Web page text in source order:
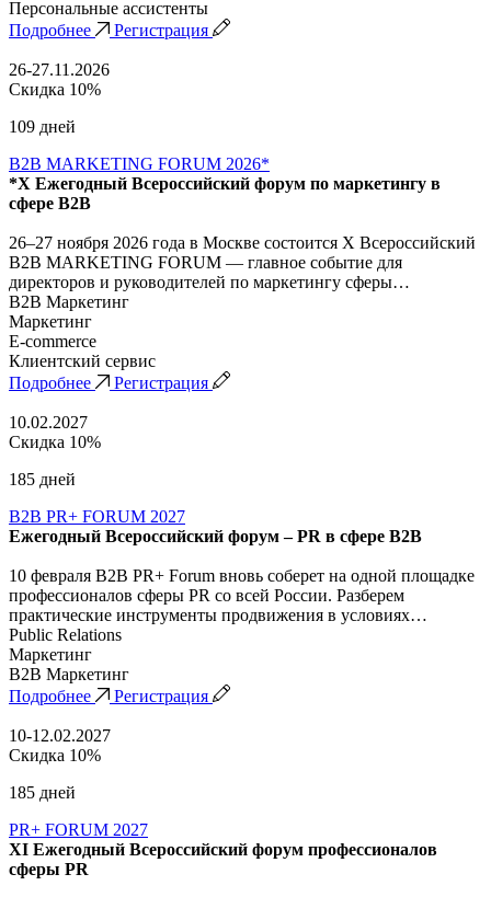
Персональные ассистенты
Подробнее
Регистрация
26-27.11.2026
Скидка 10%
109 дней
B2B MARKETING FORUM 2026*
*X Ежегодный Всероссийский форум по маркетингу в
сфере B2B
26–27 ноября 2026 года в Москве состоится X Всероссийский
B2B MARKETING FORUM — главное событие для
директоров и руководителей по маркетингу сферы…
B2B Маркетинг
Маркетинг
E-commerce
Клиентский сервис
Подробнее
Регистрация
10.02.2027
Скидка 10%
185 дней
B2B PR+ FORUM 2027
Ежегодный Всероссийский форум – PR в сфере B2B
10 февраля B2B PR+ Forum вновь соберет на одной площадке
профессионалов сферы PR со всей России. Разберем
практические инструменты продвижения в условиях…
Public Relations
Маркетинг
B2B Маркетинг
Подробнее
Регистрация
10-12.02.2027
Скидка 10%
185 дней
PR+ FORUM 2027
XI Ежегодный Всероссийский форум профессионалов
сферы PR